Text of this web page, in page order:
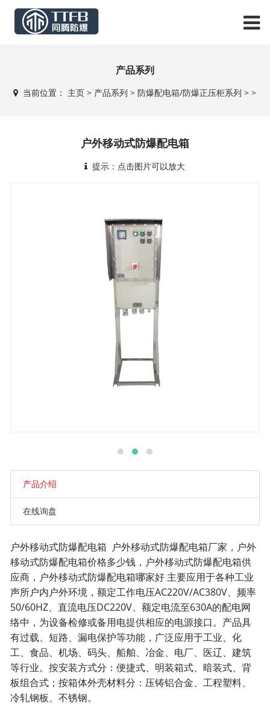
产品系列
当前位置： 主页 > 产品系列 >防爆配电箱/防爆正压柜系列 > >
户外移动式防爆配电箱
提示：点击图片可以放大
产品介绍
在线询盘
户外移动式防爆配电箱 户外移动式防爆配电箱厂家，户外
移动式防爆配电箱价格多少钱，户外移动式防爆配电箱供
应商，户外移动式防爆配电箱哪家好 主要应用于各种工业
声所户内户外环境，额定工作电压AC220V/AC380V、频率
50/60HZ、直流电压DC220V、额定电流至630A的配电网
络中，为设备检修或备用电提供相应的电源接口。产品具
有过载、短路、漏电保护等功能，广泛应用于工业、化
工、食品、机场、码头、船舶、冶金、电厂、医辽、建筑
等行业。按安装方式分：便捷式、明装箱式、暗装式、背
板组合式；按箱体外壳材料分：压铸铝合金、工程塑料、
冷轧钢板、不锈钢。